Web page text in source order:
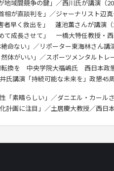
域間競争の鍵」／西川氏が講演（
が直談判を」／ジャーナリスト辺
早く救出を」 蓮池薫さんが講演
成長させて」 一橋大特任教授・西
命ない」／リポーター東海林さん講
体がいい」／スポーツメンタルト
転換を 中央学院大福嶋氏 西日本政
講演「持続可能な未来を」政懇45
「素晴らしい」／ダニエル・カール
画に注目」／土居慶大教授／西日